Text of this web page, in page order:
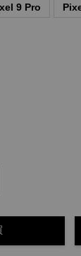
9 Pro